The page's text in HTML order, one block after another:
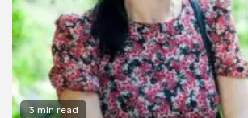
3 min read